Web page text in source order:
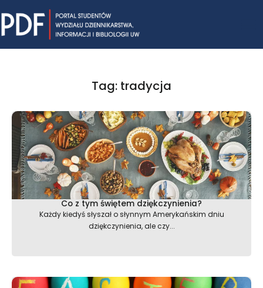
to
content
Tag: tradycja
Co z tym świętem dziękczynienia?
Każdy kiedyś słyszał o słynnym Amerykańskim dniu
dziękczynienia, ale czy...